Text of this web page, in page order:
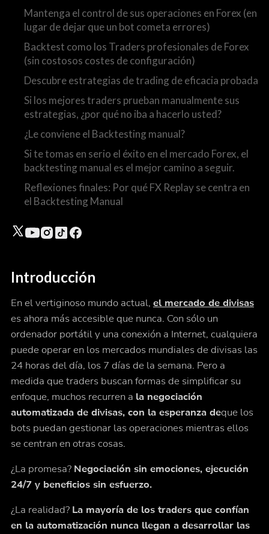
Introducción
En el vertiginoso mundo actual, el mercado de divisas
es ahora más accesible que nunca. Con sólo un
ordenador portátil y una conexión a Internet, cualquiera
puede operar en los mercados mundiales de divisas las
24 horas del día, los 7 días de la semana. Pero a
medida que traders buscan formas de simplificar su
enfoque, muchos recurren a la negociación
automatizada de divisas, con la esperanza deque los
bots puedan gestionar las operaciones mientras ellos
se centran en otras cosas.
¿La promesa? Negociación sin emociones, ejecución
24/7 y beneficios sin esfuerzo.
¿La realidad? La mayoría de los traders que confían
en la automatización nunca llegan a desarrollar las
Mantenga el control de sus operaciones en Forex (en
lugar de dejar que un bot cometa errores)
Backtest como los Traders profesionales de Forex
(sin costosos costes de configuración)
Descubre estrategias de trading de eficacia probada
Si los mejores traders prueban manualmente sus
estrategias, ¿por qué no iba a hacerlo usted?
¿Le conviene el Backtesting manual?
Si te tomas en serio el éxito en el mercado Forex, el
backtesting manual es el mejor camino a seguir.
Reflexiones finales: Por qué FX Replay se centra en
el Backtesting Manual